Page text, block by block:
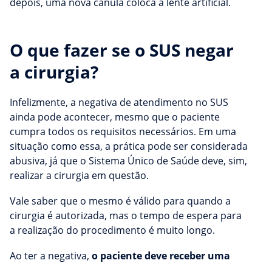
O que fazer se o SUS negar
a cirurgia?
Infelizmente, a negativa de atendimento no SUS
ainda pode acontecer, mesmo que o paciente
cumpra todos os requisitos necessários. Em uma
situação como essa, a prática pode ser considerada
abusiva, já que o Sistema Único de Saúde deve, sim,
realizar a cirurgia em questão.
Vale saber que o mesmo é válido para quando a
cirurgia é autorizada, mas o tempo de espera para
a realização do procedimento é muito longo.
Ao ter a negativa, o paciente deve receber uma